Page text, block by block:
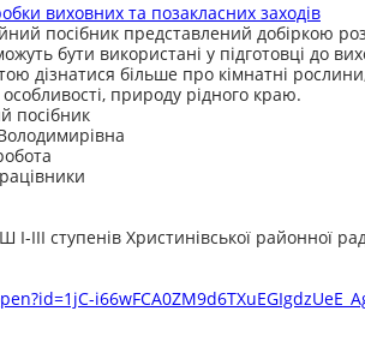
виховних та позакласних заходів
посібник представлений добіркою
бути використані у підготовці до
дізнатися більше про кімнатні
особливості, природу рідного краю.
посібник
ІІІ ступенів Христинівської районної